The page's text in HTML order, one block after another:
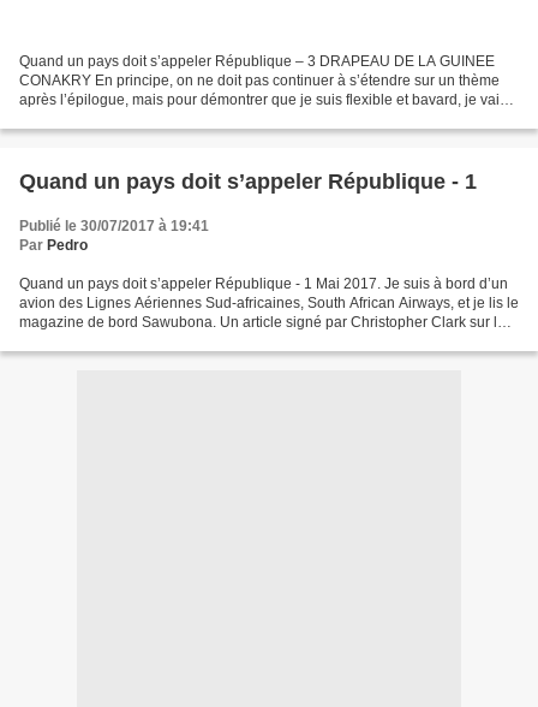
Quand un pays doit s’appeler République – 3 DRAPEAU DE LA GUINEE
CONAKRY En principe, on ne doit pas continuer à s’étendre sur un thème
après l’épilogue, mais pour démontrer que je suis flexible et bavard, je vais
Quand un pays doit s’appeler République - 1
Publié le 30/07/2017 à 19:41
Par Pedro
Quand un pays doit s’appeler République - 1 Mai 2017. Je suis à bord d’un
avion des Lignes Aériennes Sud-africaines, South African Airways, et je lis le
magazine de bord Sawubona. Un article signé par Christopher Clark sur les